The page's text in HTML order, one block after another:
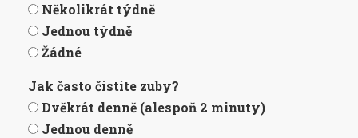
Několikrát týdně
Jednou týdně
Žádné
Jak často čistíte zuby?
Dvěkrát denně (alespoň 2 minuty)
Jednou denně